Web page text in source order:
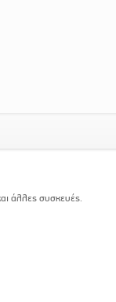
άλλες συσκευές.